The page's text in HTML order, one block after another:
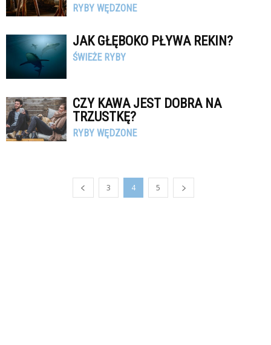
RYBY WĘDZONE
JAK GŁĘBOKO PŁYWA REKIN?
ŚWIEŻE RYBY
CZY KAWA JEST DOBRA NA
TRZUSTKĘ?
RYBY WĘDZONE
3 4 5